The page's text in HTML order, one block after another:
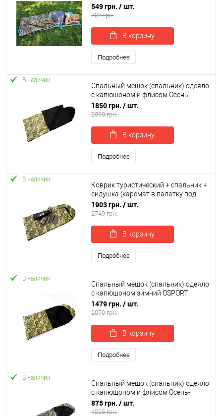
OSPORT Лето Medium (FI-0046)
549 грн. / шт.
701 грн.
В корзину
Подробнее
В наличии
Спальный мешок (спальник) одеяло
с капюшоном и флисом Осень-
Весна OSPORT Tourist Medium+
Камуфляж (ty-0033)
1850 грн. / шт.
2590 грн.
В корзину
Подробнее
В наличии
Коврик туристический + спальник +
сидушка (каремат в палатку под
спальный мешок) OSPORT Lite
Зима+ (n-0027)
1903 грн. / шт.
2749 грн.
В корзину
Подробнее
В наличии
Спальный мешок (спальник) одеяло
с капюшоном зимний OSPORT
Зима+ (ty-0032)
1479 грн. / шт.
2070 грн.
В корзину
Подробнее
В наличии
Спальный мешок (спальник) одеяло
с капюшоном и флисом Осень-
Весна OSPORT Tourist Medium
Камуфляж (ty-0013)
875 грн. / шт.
1225 грн.